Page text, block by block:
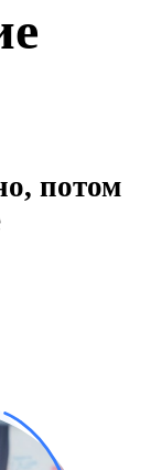
потом